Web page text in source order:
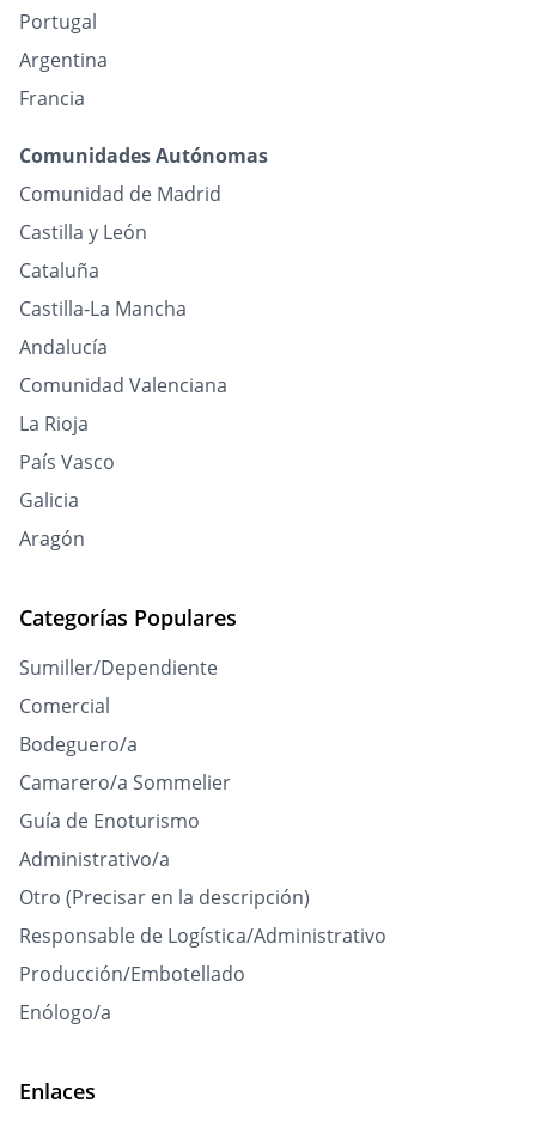
Portugal
Argentina
Francia
Comunidades Autónomas
Comunidad de Madrid
Castilla y León
Cataluña
Castilla-La Mancha
Andalucía
Comunidad Valenciana
La Rioja
País Vasco
Galicia
Aragón
Categorías Populares
Sumiller/Dependiente
Comercial
Bodeguero/a
Camarero/a Sommelier
Guía de Enoturismo
Administrativo/a
Otro (Precisar en la descripción)
Responsable de Logística/Administrativo
Producción/Embotellado
Enólogo/a
Enlaces